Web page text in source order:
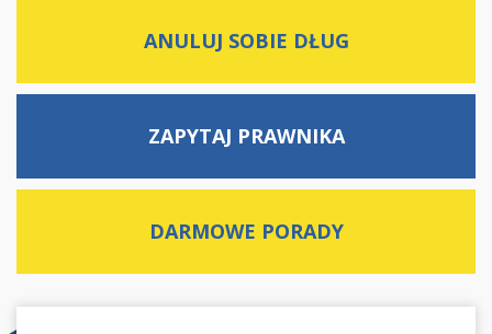
ANULUJ SOBIE DŁUG
ZAPYTAJ PRAWNIKA
DARMOWE PORADY